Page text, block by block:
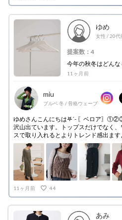
ゆめ
女性 /20代
提案数：4
今年の秋冬はどん
11ヶ月前
miu
ブルベ 冬 /骨格ウェーブ
ゆめさんこんにちは𖤐´- 〖ベロア〗①②③ 秋冬といえばベロア！今季も
沢山出ています。トップスだけでなく
スで取り入れるとよりトレンド感出ますよ🎶 〖ニット〗④ ニッ
ンメトリーや立体的なものが流行るそ
すね！また、色はこちらのような、〖
目されているそうです！ 〖ベスト〗⑤ 引き続きトレンドのベストは、も
けもけしたものがおすすめです！ループ編
バーサイズアウター〗⑥⑦ 今季はさらに
す✨ジャケットは肩パットが入っているもの
ジ〗⑧ ウエスタンスタイルが流行ってお
のもオシャレです✨スエード素材のバッグは秋冬注
なります。少しでも参考になったら嬉し
11ヶ月前 44
あみ